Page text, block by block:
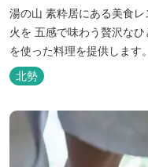
湯の山 素粋居にある美食レストラン 宝のような
火を 五感で味わう贅沢なひととき HINOMORIは薪や
を使った料理を提供します
りを海産物にまとわせたり
とローストしたり。炎が生
でお楽しみください。料
島竜司。探...
北勢